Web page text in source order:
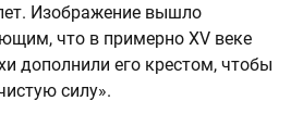
Изображение вышло
что в примерно XV веке
дополнили его крестом, чтобы
силу».